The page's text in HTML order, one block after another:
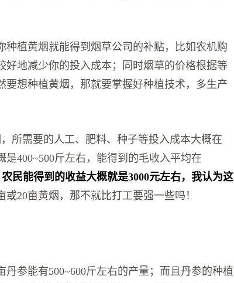
种植黄烟就能得到烟草公司的补贴，比如农机购
好地减少你的投入成本；同时烟草的价格根据等
要想种植黄烟，那就要掌握好种植技术，多生产
所需要的人工、肥料、种子等投入成本大概在
是400~500斤左右，能得到的毛收入平均在
民能得到的收益大概就是3000元左右，我认为这
或20亩黄烟，那不就比打工要强一些吗！
参能有500~600斤左右的产量；而且丹参的种植